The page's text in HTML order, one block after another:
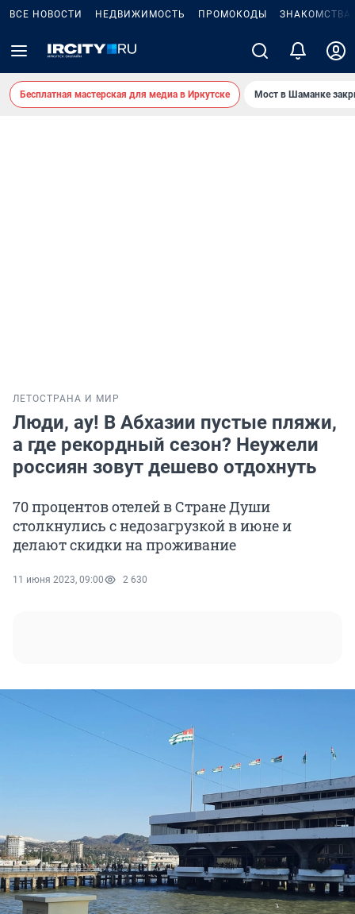
ВСЕ НОВОСТИ НЕДВИЖИМОСТЬ ПРОМОКОДЫ ЗНАКОМСТВА
Бесплатная мастерская для медиа в Иркутске Мост в Шаманке
ЛЕТОСТРАНА И МИР
Люди, ау! В Абхазии пустые пляжи,
а где рекордный сезон? Неужели
россиян зовут дешево отдохнуть
70 процентов отелей в Стране Души
столкнулись с недозагрузкой в июне и
делают скидки на проживание
11 июня 2023, 09:00 2 630